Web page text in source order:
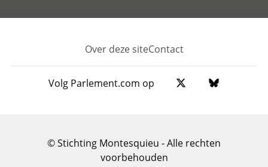
Footer
Over deze siteContact
Volg Parlement.com op
© Stichting Montesquieu - Alle rechten
voorbehouden